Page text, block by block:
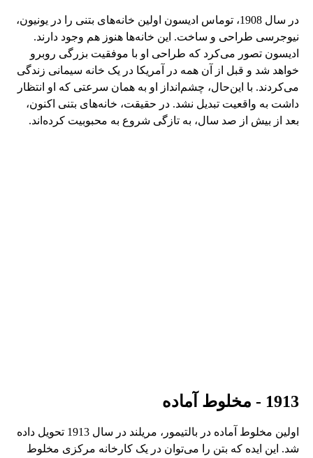
در سال 1908، توماس ادیسون اولین خانه‌های بتنی را در یونیون،
نیوجرسی طراحی و ساخت. این خانه‌ها هنوز هم وجود دارند.
ادیسون تصور می‌کرد که طراحی او با موفقیت بزرگی روبرو
خواهد شد و قبل از آن همه در آمریکا در یک خانه سیمانی زندگی
می‌کردند. با این‌حال، چشم‌انداز او به همان سرعتی که او انتظار
داشت به واقعیت تبدیل نشد. در حقیقت، خانه‌های بتنی اکنون،
بعد از بیش از صد سال، به تازگی شروع به محبوبیت کرده‌اند.
1913 - مخلوط آماده
اولین مخلوط آماده در بالتیمور، مریلند در سال 1913 تحویل داده
شد. این ایده که بتن را می‌توان در یک کارخانه مرکزی مخلوط